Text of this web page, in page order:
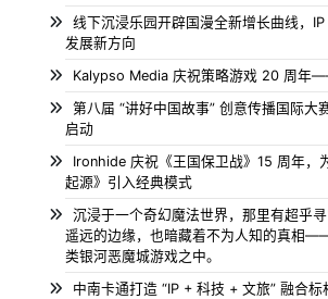
线下沉浸乐园开辟国漫全新增长曲线，
发展新方向
Kalypso Media 庆祝策略游戏 20 周年
第八届 “讲好中国故事” 创意传播国际大
启动
Ironhide 庆祝《王国保卫战》15 周年，
起源》引入经典模式
沉浸于一个奇幻魔法世界，那里有超乎
遥远的边缘，也暗藏着不为人知的真相
类银河恶魔城游戏之中。
中南卡通打造 “IP + 科技 + 文旅” 融合